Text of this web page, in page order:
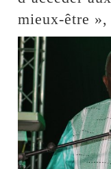
mieux-être